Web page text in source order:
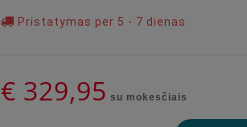
Pristatymas per 5 - 7 dienas
€ 329,95 su mokesčiais